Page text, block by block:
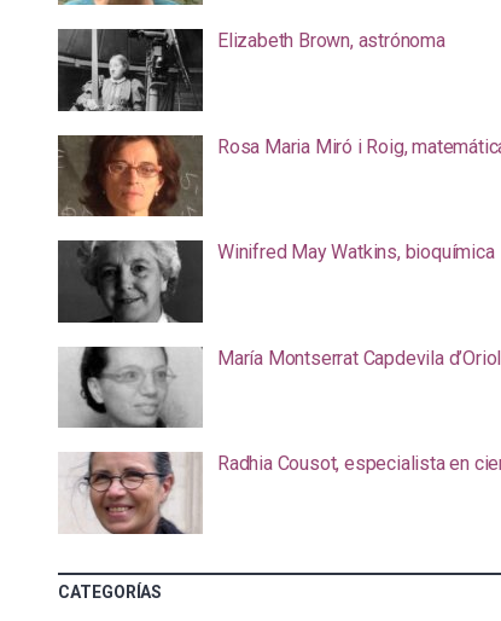
Elizabeth Brown, astrónoma
Rosa Maria Miró i Roig,
Winifred May Watkins, bioquímica
María Montserrat Capdevila
Radhia Cousot, especialista en
CATEGORÍAS